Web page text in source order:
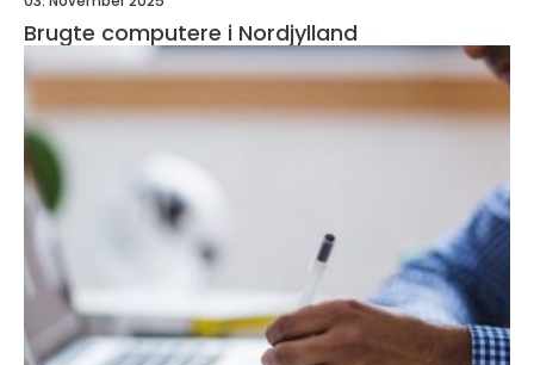
Brugte computere i Nordjylland